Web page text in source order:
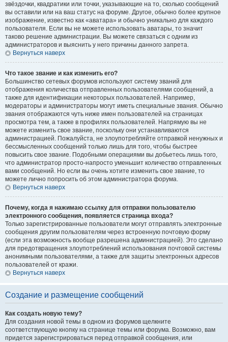
звёздочки, квадратики или точки, указывающие на то, сколько сообщений
вы оставили или на ваш статус на форуме. Другое, обычно более крупное
изображение, известно как «аватара» и обычно уникально для каждого
пользователя. Если вы не можете использовать аватары, то значит
таково решение администрации. Вы можете связаться с одним из
администраторов и выяснить у него причины данного запрета.
Вернуться наверх
Что такое звание и как изменить его?
Большинство сетевых форумов используют систему званий для
отображения количества отправленных пользователями сообщений, а
также для идентификации некоторых пользователей. Например,
модераторы и администраторы могут иметь специальные звания. Обычно
звания отображаются чуть ниже имен пользователей на страницах
просмотра тем, а также в профилях пользователей. Напрямую вы не
можете изменить свое звание, поскольку они устанавливаются
администрацией. Пожалуйста, не злоупотребляйте отправкой ненужных и
бессмысленных сообщений только лишь для того, чтобы быстрее
повысить свое звание. Подобными операциями вы добьетесь лишь того,
что администратор просто-напросто уменьшит количество отправленных
вами сообщений. Но если вы очень хотите изменить свое звание, то
можете лично попросить об этом администратора форума.
Вернуться наверх
Почему, когда я нажимаю ссылку для отправки пользователю
электронного сообщения, появляется страница входа?
Только зарегистрированные пользователи могут отправлять электронные
сообщения другим пользователям через встроенную почтовую форму
(если эта возможность вообще разрешена администрацией). Это сделано
для предотвращения злоупотреблений использования почтовой системы
анонимными пользователями, а также для защиты электронных адресов
пользователей от кражи.
Вернуться наверх
Создание и размещение сообщений
Как создать новую тему?
Для создания новой темы в одном из форумов щелкните
соответствующую кнопку на странице темы или форума. Возможно, вам
придется зарегистрироваться перед отправкой сообщения, или